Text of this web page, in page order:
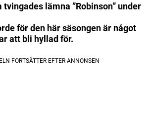
tvingades lämna ”Robinson” under
för den här säsongen är något
att bli hyllad för.